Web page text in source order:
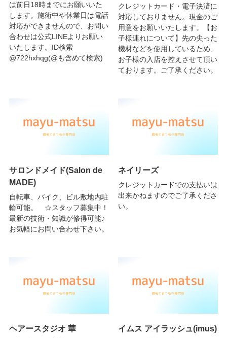
は前日18時までにお願いいた
します。施術中や休業日は電話
対応ができませんので、お問い
合わせは公式LINEよりお願い
いたします。ID検索
@722hxhqg(@も含めて検索)
クレジットカード・電子決済に
対応しておりません。現金のご
用意をお願いいたします。【お
子様連れについて】先の尖った
機材などを使用しているため、
お子様の入店を控えさせて頂い
ております。ご了承ください。
サロンドメイド(Salon de
MADE)
自転車、バイク、ビル敷地内駐
輪可能。 ☆スタッフ募集中！
最新の技術・知識が修得可能♪
お気軽にお問い合わせ下さい。
ネイリーズ
クレジットカードでの支払いは
出来かねますのでご了承くださ
い。
ヘアースタジオ 華 イムス アイラッシュ(imus)